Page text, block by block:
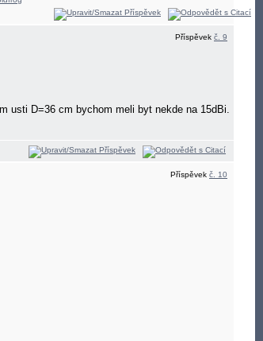
Příspěvek č. 9
usti D=36 cm bychom meli byt nekde na 15dBi.
Příspěvek č. 10